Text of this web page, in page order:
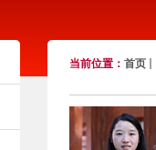
当前位置： 首页